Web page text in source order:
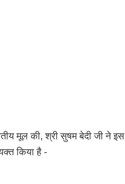
मूल की, श्री सुषम बेदी जी ने इस
किया है -